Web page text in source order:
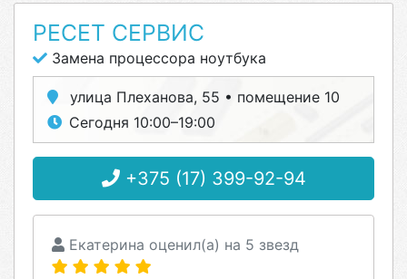
РЕСЕТ СЕРВИС
Замена процессора ноутбука
улица Плеханова, 55 • помещение 10
Сегодня 10:00–19:00
+375 (17) 399-92-94
Екатерина оценил(а) на 5 звезд